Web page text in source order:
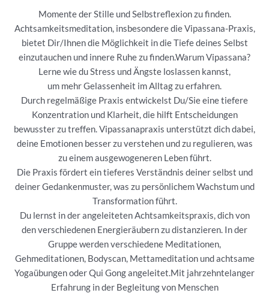
Momente der Stille und Selbstreflexion zu finden.
Achtsamkeitsmeditation, insbesondere die Vipassana-Praxis,
bietet Dir/Ihnen die Möglichkeit in die Tiefe deines Selbst
einzutauchen und innere Ruhe zu finden.Warum Vipassana?
Lerne wie du Stress und Ängste loslassen kannst,
um mehr Gelassenheit im Alltag zu erfahren.
Durch regelmäßige Praxis entwickelst Du/Sie eine tiefere
Konzentration und Klarheit, die hilft Entscheidungen
bewusster zu treffen. Vipassanapraxis unterstützt dich dabei,
deine Emotionen besser zu verstehen und zu regulieren, was
zu einem ausgewogeneren Leben führt.
Die Praxis fördert ein tieferes Verständnis deiner selbst und
deiner Gedankenmuster, was zu persönlichem Wachstum und
Transformation führt.
Du lernst in der angeleiteten Achtsamkeitspraxis, dich von
den verschiedenen Energieräubern zu distanzieren. In der
Gruppe werden verschiedene Meditationen,
Gehmeditationen, Bodyscan, Mettameditation und achtsame
Yogaübungen oder Qui Gong angeleitet.Mit jahrzehntelanger
Erfahrung in der Begleitung von Menschen